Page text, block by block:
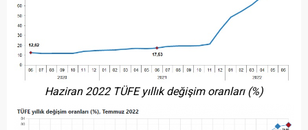
Haziran 2022 TÜFE yıllık değişim oranları (%)